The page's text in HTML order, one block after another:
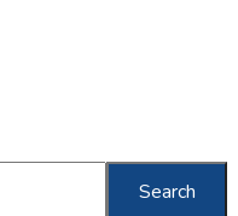
Search